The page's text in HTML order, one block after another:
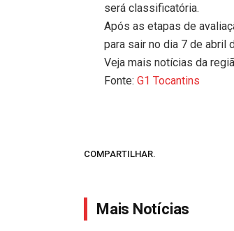
será classificatória.
Após as etapas de
para sair no dia 7 de abril
Veja mais notícias da
Fonte:G1 Tocantins
COMPARTILHAR.
Mais Notícias